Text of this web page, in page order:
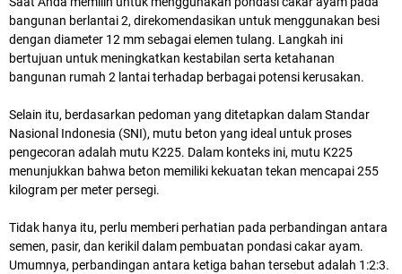
bangunan berlantai 2, direkomendasikan untuk menggunakan besi
dengan diameter 12 mm sebagai elemen tulang. Langkah ini
bertujuan untuk meningkatkan kestabilan serta ketahanan
bangunan rumah 2 lantai terhadap berbagai potensi kerusakan.
Selain itu, berdasarkan pedoman yang ditetapkan dalam Standar
Nasional Indonesia (SNI), mutu beton yang ideal untuk proses
pengecoran adalah mutu K225. Dalam konteks ini, mutu K225
menunjukkan bahwa beton memiliki kekuatan tekan mencapai 255
kilogram per meter persegi.
Tidak hanya itu, perlu memberi perhatian pada perbandingan antara
semen, pasir, dan kerikil dalam pembuatan pondasi cakar ayam.
Umumnya, perbandingan antara ketiga bahan tersebut adalah 1:2:3.